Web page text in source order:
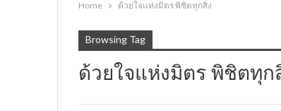
Home ด้วยใจแห่งมิตร พิชิตทุกสิ่ง
Browsing Tag
ด้วยใจแห่งมิตร พิชิตทุก